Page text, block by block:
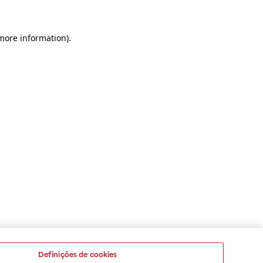
information).
Definições de cookies